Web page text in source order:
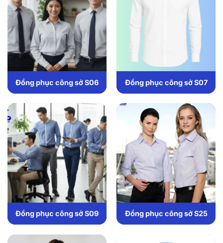
Đồng phục công sở S06 Đồng phục công sở S07
Đồng phục công sở S09 Đồng phục công sở S25